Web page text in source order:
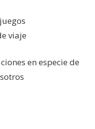
viaje
en especie de